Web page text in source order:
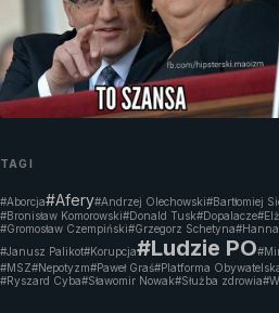
TAGI
#Aborcja#Afery#Andrzej Olechowski#Bartłomiej
#Bronisław Komorowski#Donald Tusk#Dopalacze
#Gromosław Czempiński#Grzegorz Schetyna
#Janusz Palikot#Korupcja#Ludzie PO
#MSZ#Nepotyzm#Paweł Graś#Platforma
#Ryszard Cyba#Sławomir Nowak#Służba zdrowia